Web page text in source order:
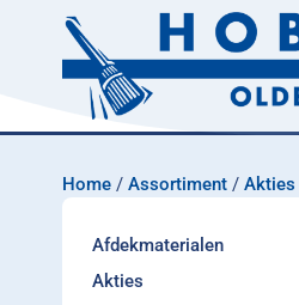
Home / Assortiment / Akties
Afdekmaterialen
Akties